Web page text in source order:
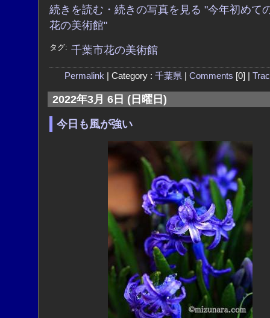
続きを読む・続きの写真を見る "今年初めて
花の美術館"
タグ: 千葉市花の美術館
Permalink | Category : 千葉県 Comments
2022年3月 6日 (日曜日)
今日も風が強い